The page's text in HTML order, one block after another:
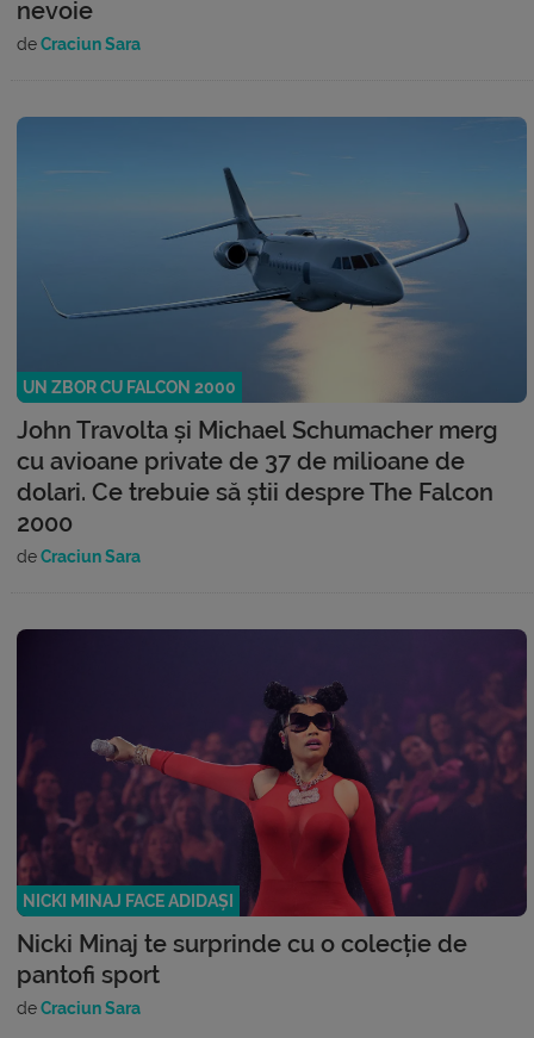
nevoie
deCraciun Sara
UN ZBOR CU FALCON 2000
John Travolta și Michael Schumacher merg
cu avioane private de 37 de milioane de
dolari. Ce trebuie să știi despre The Falcon
2000
deCraciun Sara
NICKI MINAJ FACE ADIDAȘI
Nicki Minaj te surprinde cu o colecție de
pantofi sport
deCraciun Sara